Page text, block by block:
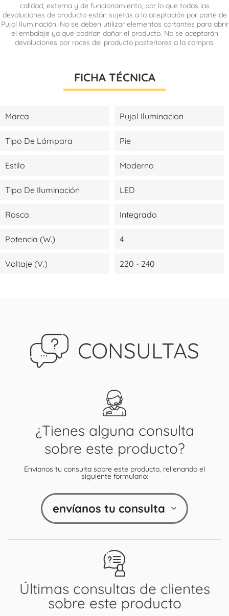
calidad, externa y de funcionamiento, por lo que todas las
devoluciones de producto están sujetas a la aceptación por parte de
Pujol Iluminación. No se deben utilizar elementos cortantes para abrir
el embalaje ya que podrían dañar el producto. No se aceptarán
devoluciones por roces del producto posteriores a la compra.
FICHA TÉCNICA
Marca Pujol Iluminacion
Tipo De Lámpara Pie
Estilo Moderno
Tipo De Iluminación LED
Rosca Integrado
Potencia (W.) 4
Voltaje (V.) 220 - 240
CONSULTAS
Últimas consultas de clientes
sobre este producto
¿Tienes alguna consulta
sobre este producto?
Envíanos tu consulta sobre este producto, rellenando el
siguiente formulario:
envíanos tu consulta